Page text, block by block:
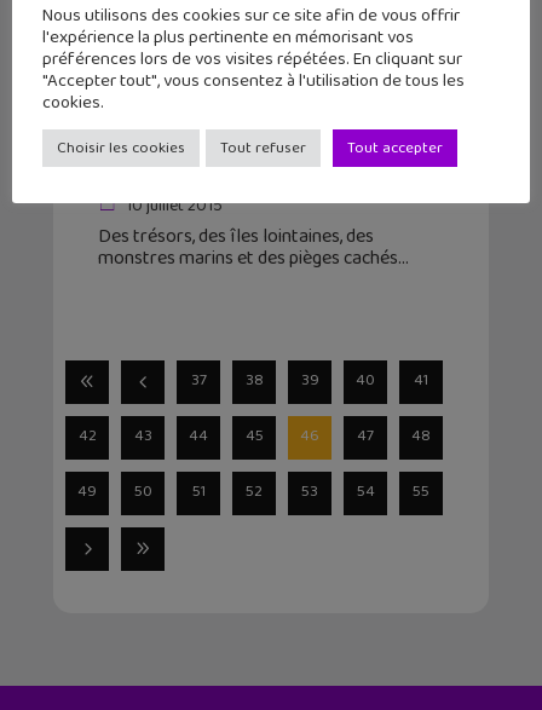
Nono Islands : devient Indiana
Jones dans ce jeu iPhone rigolo
10 juillet 2015
Des trésors, des îles lointaines, des
monstres marins et des pièges cachés
37 38 39 40 41
42 43 44 45 46 47 48
49 50 51 52 53 54 55
Nous utilisons des cookies sur ce site afin de vous offrir
l'expérience la plus pertinente en mémorisant vos
préférences lors de vos visites répétées. En cliquant sur
"Accepter tout", vous consentez à l'utilisation de tous les
cookies.
Choisir les cookies Tout refuser Tout accepter